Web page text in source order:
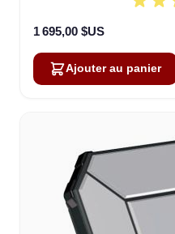
1 695,00 $US
Ajouter au panier